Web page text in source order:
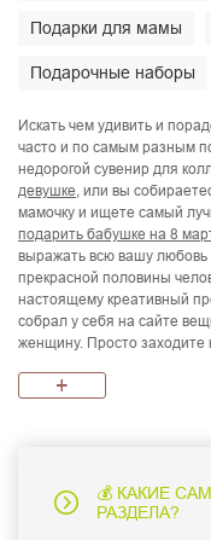
Подарки для мамы
Подарочные наборы
Искать чем удивить и
часто и по самым разным
недорогой сувенир для
девушке, или вы
мамочку и ищете самый
подарить бабушке на 8
выражать всю вашу любовь
прекрасной половины
настоящему креативный
собрал у себя на сайте
женщину. Просто заходите
Как выбрать
Подарки для женщин на
подумайте о вкусах и
который будет им
+
💰 КАКИЕ
РАЗДЕЛА?